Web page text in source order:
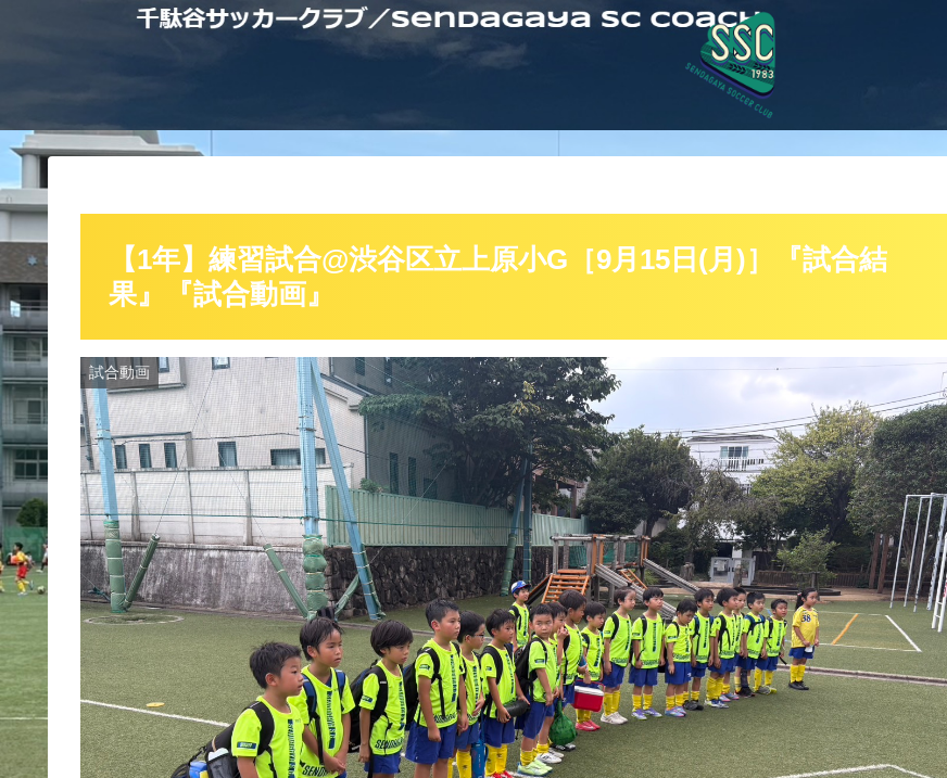
【1年】練習試合@渋谷区立上原小G［9月15日(月)］『試合結
果』『試合動画』
試合動画